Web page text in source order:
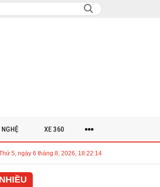
cho lộ trình Net Zero đến năm 2050
5, ngày 6 tháng 8, 2026, 18:22:15
NGHỆ XE 360